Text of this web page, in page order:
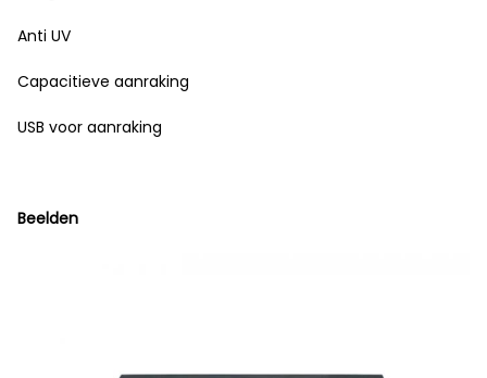
Anti UV
Capacitieve aanraking
USB voor aanraking
Beelden